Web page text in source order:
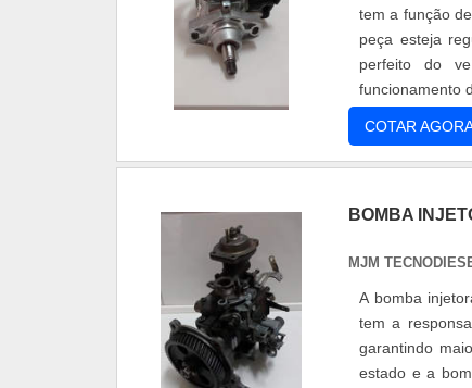
tem a função
peça esteja
perfeito do
funcionamento
veículos por
COTAR
BOMBA
MJM
A bomba
tem a
garantindo
estado e a